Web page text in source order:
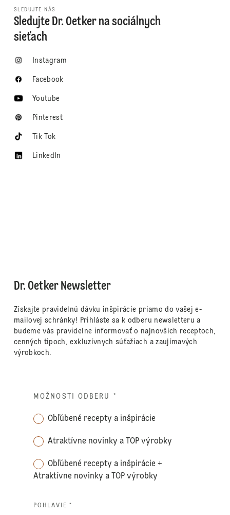
SLEDUJTE NÁS
Sledujte Dr. Oetker na sociálnych
sieťach
Instagram
Facebook
Youtube
Pinterest
Tik Tok
LinkedIn
Dr. Oetker Newsletter
Získajte pravidelnú dávku inšpirácie priamo do vašej e-
mailovej schránky! Prihláste sa k odberu newsletteru a
budeme vás pravidelne informovať o najnovších receptoch,
cenných tipoch, exkluzívnych súťažiach a zaujímavých
výrobkoch.
MOŽNOSTI ODBERU *
Obľúbené recepty a inšpirácie
Atraktívne novinky a TOP výrobky
Obľúbené recepty a inšpirácie +
Atraktívne novinky a TOP výrobky
POHLAVIE *